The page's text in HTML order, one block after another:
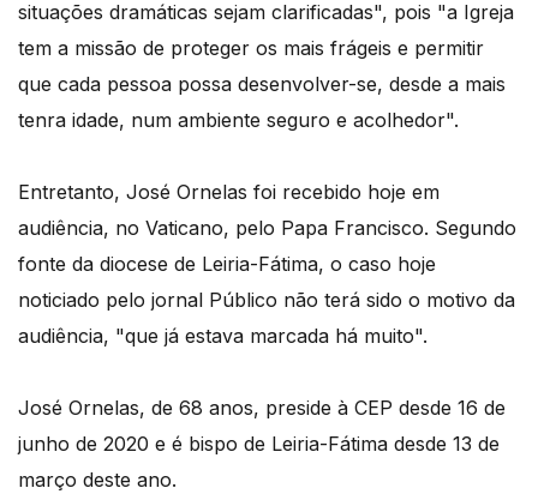
situações dramáticas sejam clarificadas", pois "a Igreja
tem a missão de proteger os mais frágeis e permitir
que cada pessoa possa desenvolver-se, desde a mais
tenra idade, num ambiente seguro e acolhedor".
Entretanto, José Ornelas foi recebido hoje em
audiência, no Vaticano, pelo Papa Francisco. Segundo
fonte da diocese de Leiria-Fátima, o caso hoje
noticiado pelo jornal Público não terá sido o motivo da
audiência, "que já estava marcada há muito".
José Ornelas, de 68 anos, preside à CEP desde 16 de
junho de 2020 e é bispo de Leiria-Fátima desde 13 de
março deste ano.